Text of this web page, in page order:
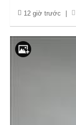
12 giờ trước